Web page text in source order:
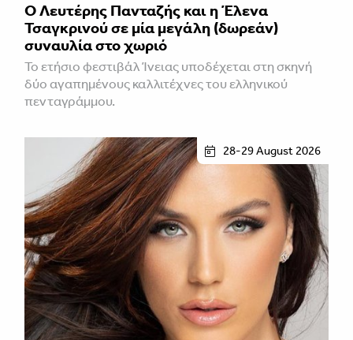
Ο Λευτέρης Πανταζής και η Έλενα
Τσαγκρινού σε μία μεγάλη (δωρεάν)
συναυλία στο χωριό
Το ετήσιο φεστιβάλ Ίνειας υποδέχεται στη σκηνή
δύο αγαπημένους καλλιτέχνες του ελληνικού
πενταγράμμου.
28-29 August 2026